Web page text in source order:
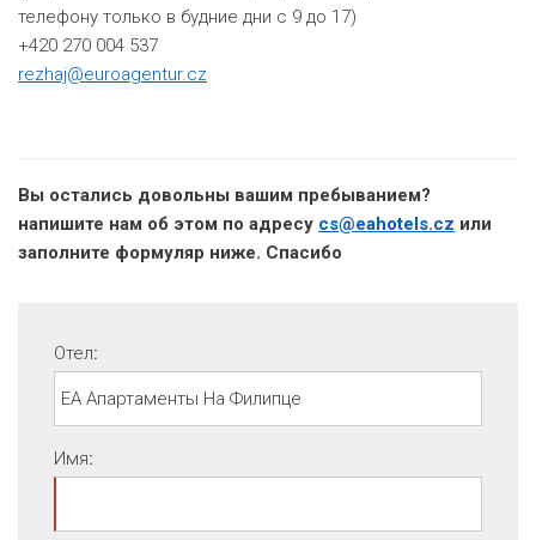
телефону только в будние дни с 9 до 17)
+420 270 004 537
rezhaj@euroagentur.cz
Вы остались довольны вашим пребыванием?
напишите нам об этом по адресу cs@eahotels.cz или
заполните формуляр ниже. Спасибо
Отел:
Имя: